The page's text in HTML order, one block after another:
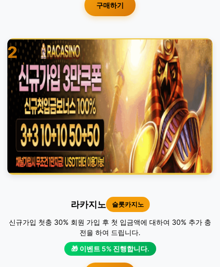
구매하기
2
라카지노 슬롯카지노
신규가입 첫충 30% 회원 가입 후 첫 입금액에 대하여 30% 추가 충
전을 하여 드립니다.
🎁 이벤트 5% 진행합니다.